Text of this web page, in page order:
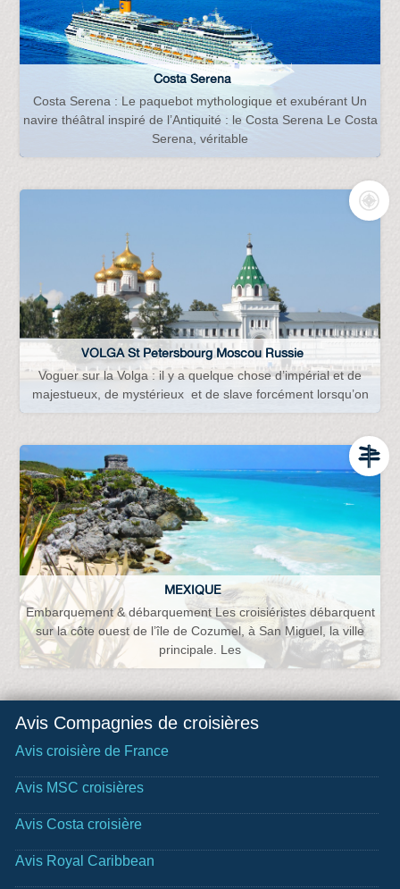
Costa Serena
Costa Serena : Le paquebot mythologique et exubérant Un
navire théâtral inspiré de l’Antiquité : le Costa Serena Le Costa
Serena, véritable
VOLGA St Petersbourg Moscou Russie
Voguer sur la Volga : il y a quelque chose d’impérial et de
majestueux, de mystérieux et de slave forcément lorsqu’on
MEXIQUE
Embarquement & débarquement Les croisiéristes débarquent
sur la côte ouest de l’île de Cozumel, à San Miguel, la ville
principale. Les
Avis Compagnies de croisières
Avis croisière de France
Avis MSC croisières
Avis Costa croisière
Avis Royal Caribbean